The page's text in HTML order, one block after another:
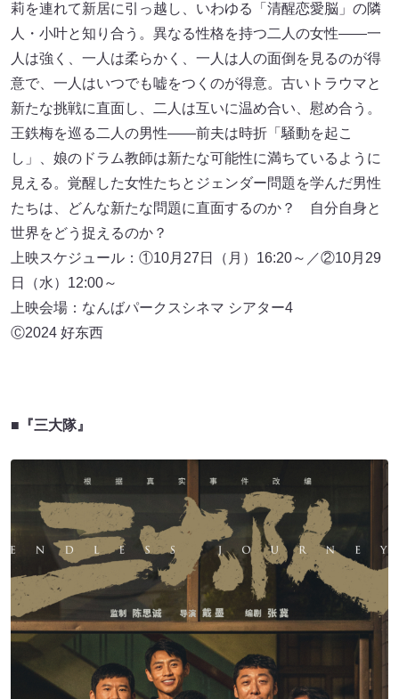
莉を連れて新居に引っ越し、いわゆる「清醒恋愛脳」の隣
人・小叶と知り合う。異なる性格を持つ二人の女性——一
人は強く、一人は柔らかく、一人は人の面倒を見るのが得
意で、一人はいつでも嘘をつくのが得意。古いトラウマと
新たな挑戦に直面し、二人は互いに温め合い、慰め合う。
王鉄梅を巡る二人の男性——前夫は時折「騒動を起こ
し」、娘のドラム教師は新たな可能性に満ちているように
見える。覚醒した女性たちとジェンダー問題を学んだ男性
たちは、どんな新たな問題に直面するのか？ 自分自身と
世界をどう捉えるのか？
上映スケジュール：①10月27日（月）16:20～／②10月29
日（水）12:00～
上映会場：なんばパークスシネマ シアター4
Ⓒ2024 好东西
■『三大隊』